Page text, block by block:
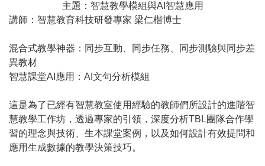
主題：智慧教學模組與AI智慧應用
講師：智慧教育科技研發專家 梁仁楷博士
混合式教學神器：同步互動、同步任務、同步測驗與同步差
異教材
智慧課堂AI應用：AI文句分析模組
這是為了已經有智慧教室使用經驗的教師們所設計的進階智
慧教學工作坊，透過專家的引領，深度分析TBL團隊合作學
習的理念與技術、生本課堂案例，以及如何設計有效提問和
應用生成數據的教學決策技巧。